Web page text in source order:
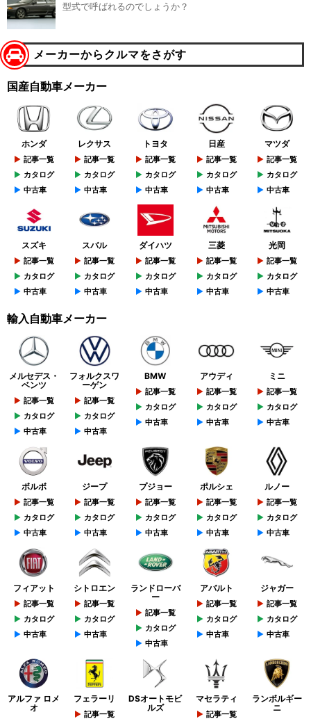
型式で呼ばれるのでしょうか？
メーカーからクルマをさがす
国産自動車メーカー
ホンダ
記事一覧
カタログ
中古車
レクサス
記事一覧
カタログ
中古車
トヨタ
記事一覧
カタログ
中古車
日産
記事一覧
カタログ
中古車
マツダ
記事一覧
カタログ
中古車
スズキ
記事一覧
カタログ
中古車
スバル
記事一覧
カタログ
中古車
ダイハツ
記事一覧
カタログ
中古車
三菱
記事一覧
カタログ
中古車
光岡
記事一覧
カタログ
中古車
輸入自動車メーカー
メルセデス・
ベンツ
記事一覧
カタログ
中古車
フォルクスワ
ーゲン
記事一覧
カタログ
中古車
BMW
記事一覧
カタログ
中古車
アウディ
記事一覧
カタログ
中古車
ミニ
記事一覧
カタログ
中古車
ボルボ
記事一覧
カタログ
中古車
ジープ
記事一覧
カタログ
中古車
プジョー
記事一覧
カタログ
中古車
ポルシェ
記事一覧
カタログ
中古車
ルノー
記事一覧
カタログ
中古車
フィアット
記事一覧
カタログ
中古車
シトロエン
記事一覧
カタログ
中古車
ランドローバ
ー
記事一覧
カタログ
中古車
アバルト
記事一覧
カタログ
中古車
ジャガー
記事一覧
カタログ
中古車
アルファ ロメ
オ
フェラーリ
記事一覧
DSオートモビ
ルズ
マセラティ
記事一覧
ランボルギー
ニ